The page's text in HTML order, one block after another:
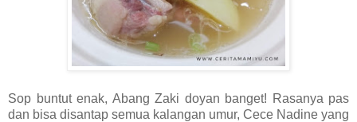
Sop buntut enak, Abang Zaki doyan banget! Rasanya pas
dan bisa disantap semua kalangan umur, Cece Nadine yang